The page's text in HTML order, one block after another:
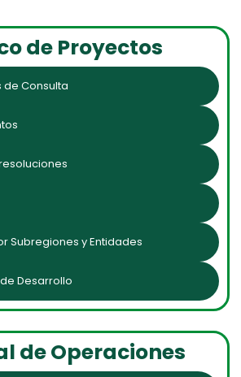
de Proyectos
Consulta
Subregiones y Entidades
Desarrollo
de Operaciones